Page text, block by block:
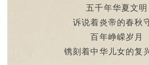
五千年华夏文明
诉说着炎帝的春秋
百年峥嵘岁月
镌刻着中华儿女的复